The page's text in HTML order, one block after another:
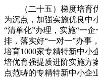
（二十五）梯度培育优
为沉点，加强实施优良中
“清单化”办理，实施“一
排，落实好“一对一”办事
培育1000家专精特新中小
培优育强提质进阶实施方
点范畴的专精特新中小企